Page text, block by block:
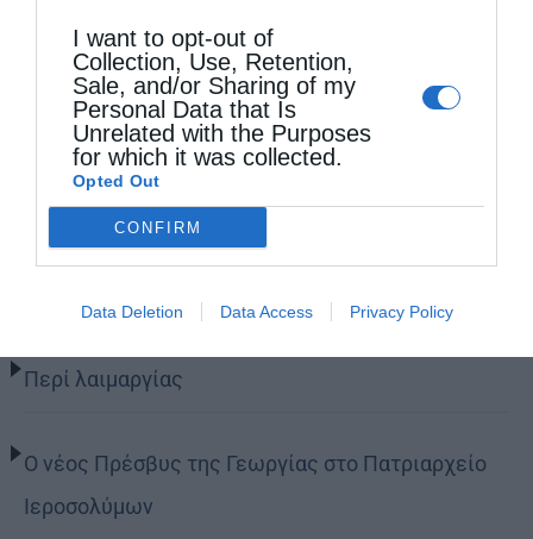
I want to opt-out of
Collection, Use, Retention,
Sale, and/or Sharing of my
Personal Data that Is
Unrelated with the Purposes
for which it was collected.
Opted Out
CONFIRM
Data Deletion Data Access Privacy Policy
Τελευταία άρθρα
Περί λαιμαργίας
Ο νέος Πρέσβυς της Γεωργίας στο Πατριαρχείο
Ιεροσολύμων